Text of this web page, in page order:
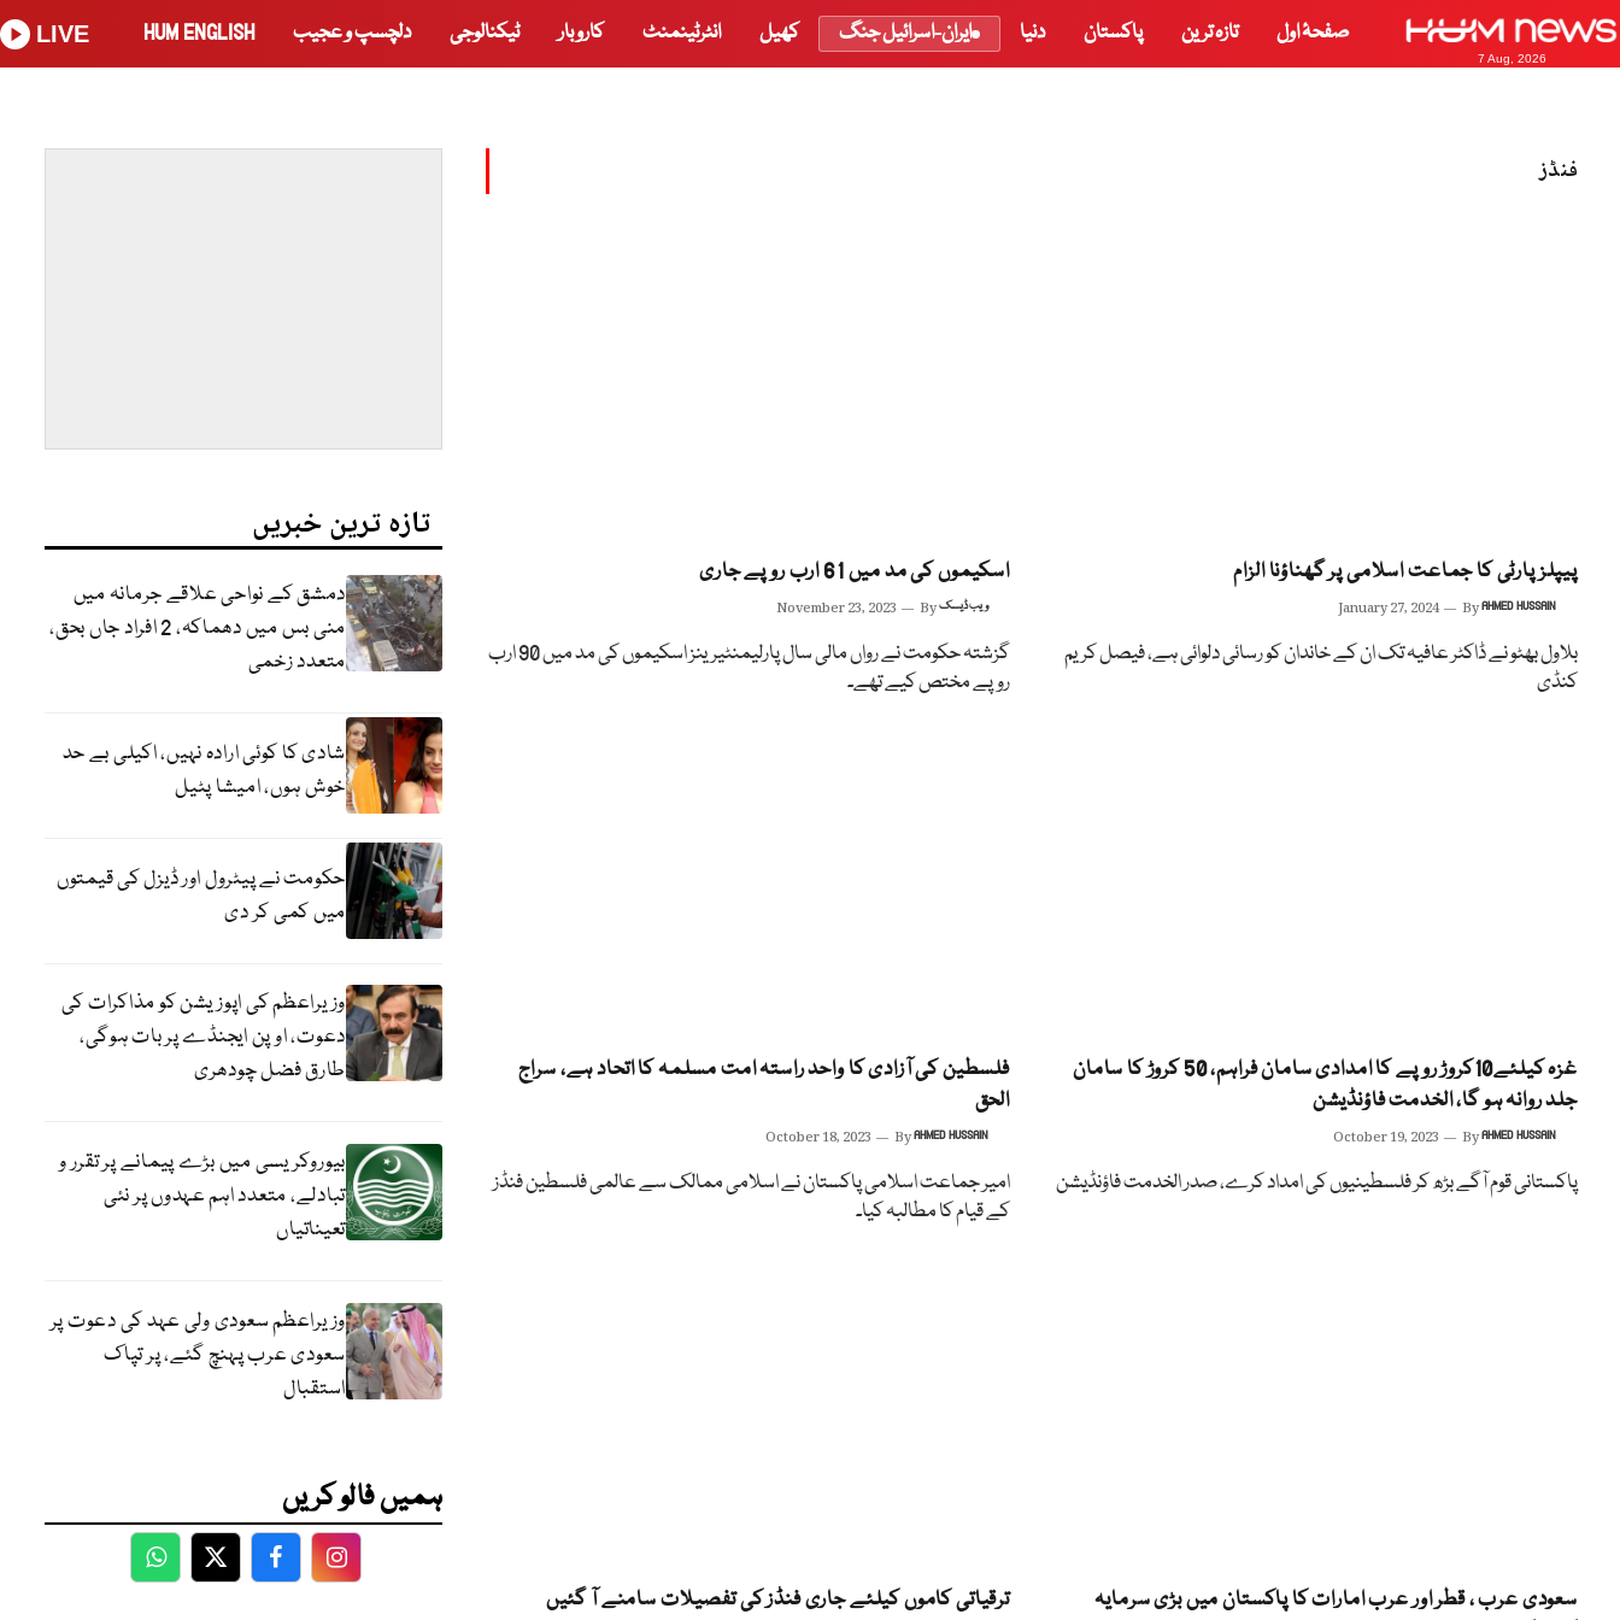
7 Aug, 2026
صفحۂ اول تازہ ترین پاکستان دنیا ایران-اسرائیل جنگ کھیل انٹرٹینمنٹ کاروبار ٹیکنالوجی دلچسپ و عجیب HUM ENGLISH
LIVE
فنڈز
پیپلز پارٹی کا جماعت اسلامی پر گھناؤنا الزام
January 27, 2024 ByAHMED HUSSAIN
بلاول بھٹو نے ڈاکٹر عافیہ تک ان کے خاندان کو رسائی دلوائی ہے، فیصل کریم
کنڈی
اسکیموں کی مد میں 61 ارب روپے جاری
November 23, 2023 Byویب ڈیسک
گزشتہ حکومت نے رواں مالی سال پارلیمنٹیرینز اسکیموں کی مد میں 90 ارب
روپے مختص کیے تھے۔
غزہ کیلئے10کروڑ روپے کا امدادی سامان فراہم، 50 کروڑ کا سامان
جلد روانہ ہو گا، الخدمت فاؤنڈیشن
October 19, 2023 ByAHMED HUSSAIN
پاکستانی قوم آگے بڑھ کر فلسطینیوں کی امداد کرے، صدر الخدمت فاؤنڈیشن
فلسطین کی آزادی کا واحد راستہ امت مسلمہ کا اتحاد ہے، سراج
الحق
October 18, 2023 ByAHMED HUSSAIN
امیر جماعت اسلامی پاکستان نے اسلامی ممالک سے عالمی فلسطین فنڈز
کے قیام کا مطالبہ کیا۔
سعودی عرب ، قطر اور عرب امارات کا پاکستان میں بڑی سرمایہ
ترقیاتی کاموں کیلئے جاری فنڈز کی تفصیلات سامنے آ گئیں
تازہ ترین خبریں
دمشق کے نواحی علاقے جرمانہ میں
منی بس میں دھماکہ، 2 افراد جاں بحق،
متعدد زخمی
شادی کا کوئی ارادہ نہیں، اکیلی بے حد
خوش ہوں، امیشا پٹیل
حکومت نے پیٹرول اور ڈیزل کی قیمتوں
میں کمی کر دی
وزیراعظم کی اپوزیشن کو مذاکرات کی
دعوت، اوپن ایجنڈے پر بات ہوگی،
طارق فضل چودھری
بیوروکریسی میں بڑے پیمانے پر تقرر و
تبادلے، متعدد اہم عہدوں پر نئی
تعیناتیاں
وزیراعظم سعودی ولی عہد کی دعوت پر
سعودی عرب پہنچ گئے، پر تپاک
استقبال
ہمیں فالو کریں
WhatsApp
TwitterFacebookFacebook